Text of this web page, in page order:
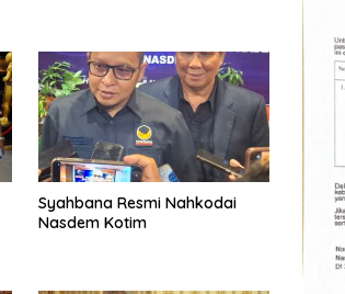
Syahbana Resmi Nahkodai
Nasdem Kotim